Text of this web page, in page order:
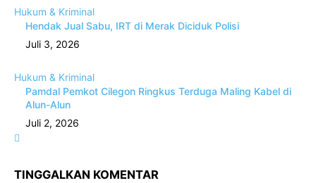
Hukum & Kriminal
Hendak Jual Sabu, IRT di Merak Diciduk Polisi
Juli 3, 2026
Hukum & Kriminal
Pamdal Pemkot Cilegon Ringkus Terduga Maling Kabel di
Alun-Alun
Juli 2, 2026
TINGGALKAN KOMENTAR